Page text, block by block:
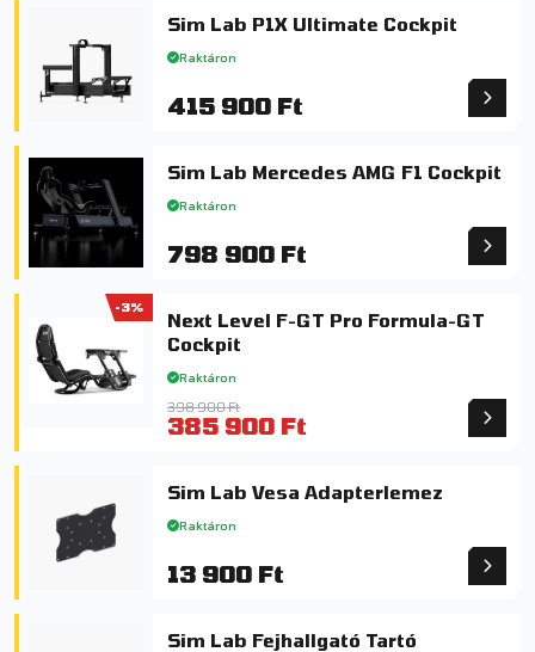
Sim Lab P1X Ultimate Cockpit
Raktáron
415 900 Ft
Sim Lab Mercedes AMG F1 Cockpit
Raktáron
798 900 Ft
-3%
Next Level F-GT Pro Formula-GT
Cockpit
Raktáron
398 900 Ft
385 900 Ft
Sim Lab Vesa Adapterlemez
Raktáron
13 900 Ft
Sim Lab Fejhallgató Tartó